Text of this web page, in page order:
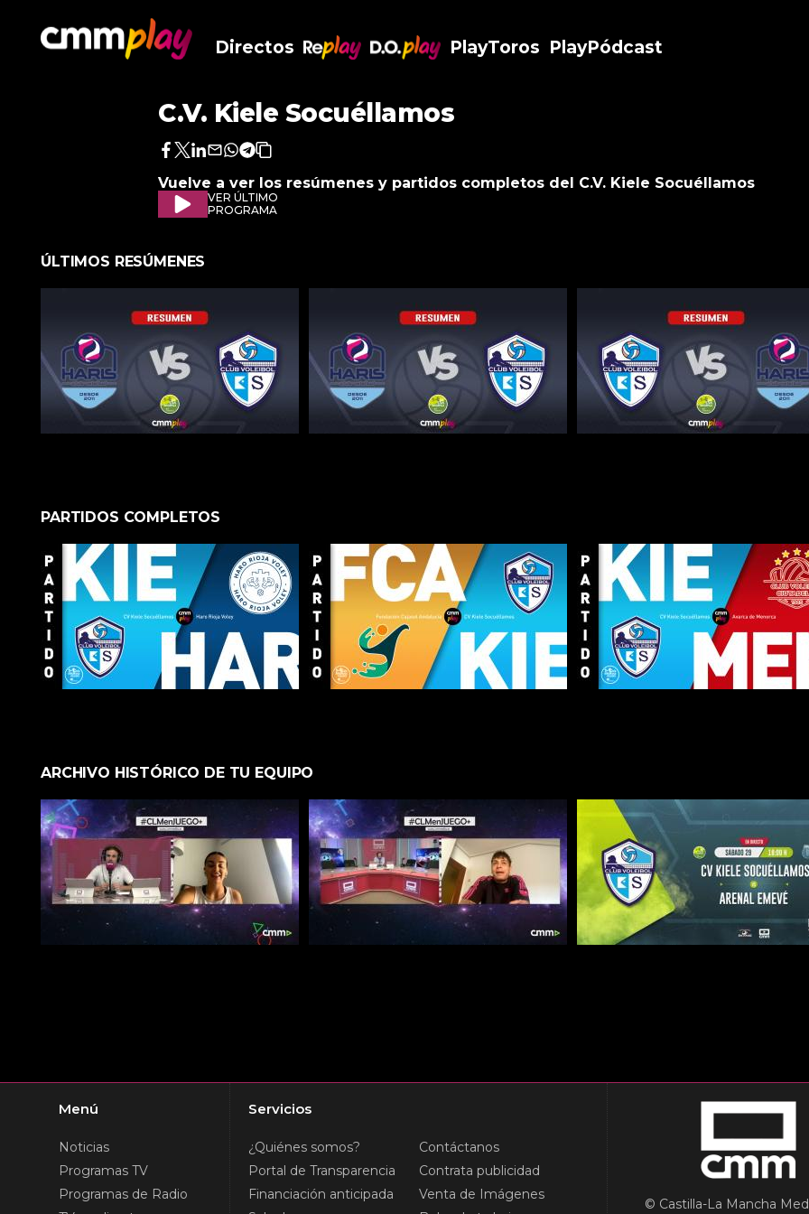
Directos
PlayToros PlayPódcast
C.V. Kiele Socuéllamos
Facebook
Twitter
LinkedIn
Enviar
Email
Whatsapp
Telegram
Copiar
del
artículo
Vuelve a ver los resúmenes y partidos completos del C.V. Kiele Socuéllamos
VER ÚLTIMO
PROGRAMA
ÚLTIMOS RESÚMENES
PARTIDOS COMPLETOS
ARCHIVO HISTÓRICO DE TU EQUIPO
Menú
Noticias
Programas TV
Programas de Radio
Servicios
¿Quiénes somos?
Portal de Transparencia
Financiación anticipada
Contáctanos
Contrata publicidad
Venta de Imágenes
© Castilla-La Mancha